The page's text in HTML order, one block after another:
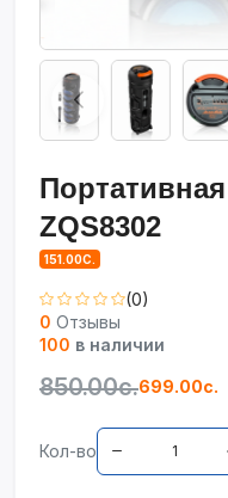
ZQS8302
151.00С.
(0)
0 Отзывы
100 в наличии
850.00с.699.00с.
Кол-во